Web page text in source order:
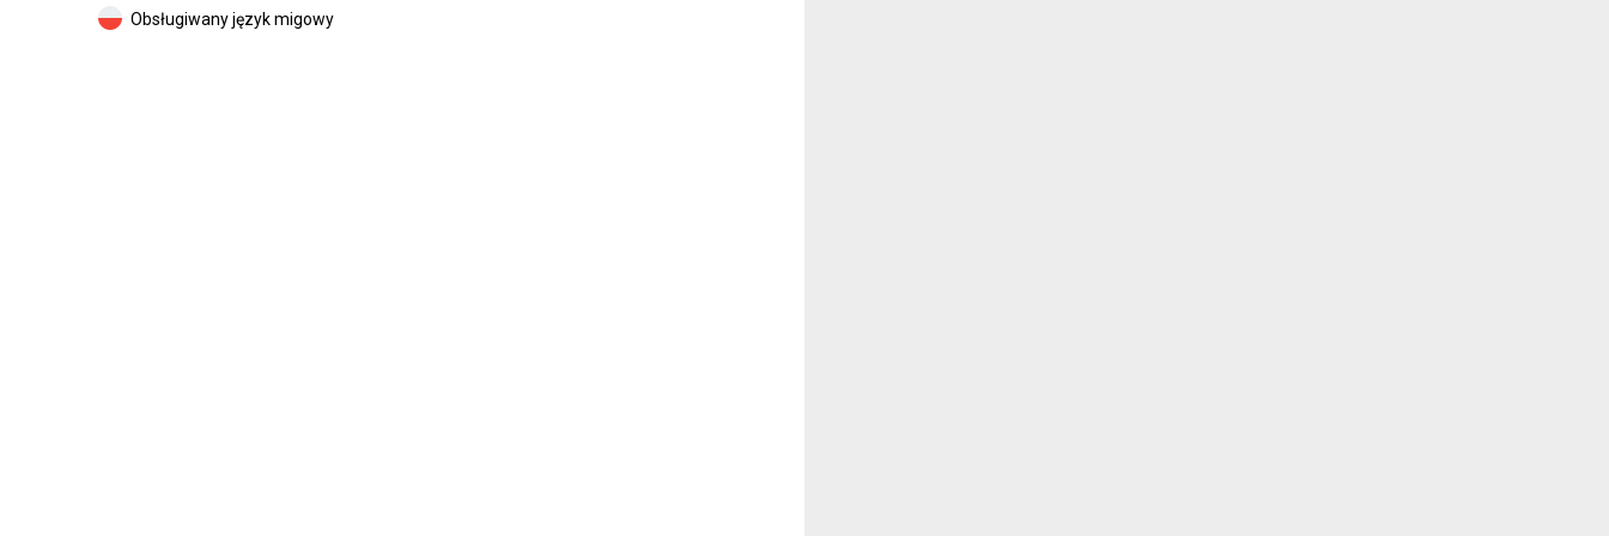
Obsługiwany język migowy